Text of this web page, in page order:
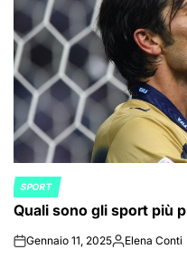
POSTED
IN
SPORT
Quali sono gli sport più
onGennaio 11, 2025Posted
Elena Conti